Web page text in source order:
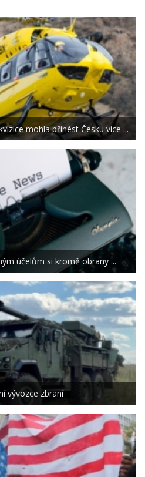
mohla přinést Česku více ...
účelům si kromě obrany ...
vývozce zbraní